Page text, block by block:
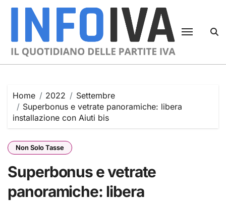
Skip
Home 2022
Settembre
Superbonus e vetrate panoramiche: libera
installazione con Aiuti bis
Non Solo Tasse
Superbonus e vetrate
panoramiche: libera